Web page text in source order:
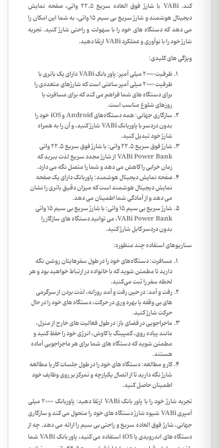
کند. VABi با شارژ فوق العاده سریع 22.5 واتی، صفحه نمایش
دیجیتال هوشمند و شارژ سریع بی سیم 15 واتی، به شما این امکان را
می دهد که دستگاه های خود را با سهولت و راحتی شارژ کنید. تجربه
شارژ خود را با نوآوری و عملکرد VABi ارتقا دهید.
ویژگی های کلیدی:
ظرفیت 20000 میلی آمپر: پاور بانک VABi دارای یک باتری با
ظرفیت 20000 میلی آمپر ساعتی است که شارژهای متعددی را
برای دستگاه های شما فراهم می کند که برای مسافرت یا
روزهای شلوغ مناسب است.
سازگاری جهانی: همه دستگاه‌های Android و iOS خود را
بدون دردسر با پاوربانک VABi شارژ کنید، و آن را به همراه
شارژ خود تبدیل کنید.
شارژ فوق سریع 22.5 واتی: با شارژ فوق سریع 22.5 واتی
VABi Power Bank از شارژ مجدد سریع لذت ببرید که
زمان خرابی را کاهش می دهد و شما را متصل نگه می دارد.
صفحه نمایش دیجیتال هوشمند: پاوربانک دارای یک صفحه
نمایش دیجیتال هوشمند است که میزان دقیق باتری را نشان
می دهد و از آمادگی شما اطمینان می دهد.
شارژ سریع بی سیم 15 واتی: با شارژ سریع بی سیم 15 واتی
VABi Power Bank، می توانید دستگاه های سازگار را
بدون دردسر کابل شارژ کنید.
سناریوهای استفاده چند منظوره:
مسافرت: دستگاه‌های خود را در طول سفرهایتان روشن نگه
دارید تا مطمئن شوید که با خانواده در ارتباط خواهید بود و هر
لحظه سفر را ثبت می‌کنید.
رفت و آمد: در حین رفت و آمد روزانه، لذت بردن از سرگرمی
های بی وقفه یا بهره وری در حرکت، دستگاه های خود را در حال
حرکت شارژ کنید.
ماجراجویی در فضای باز: در طول فعالیت های خارج از منزل،
مانند پیاده روی، کمپینگ یا کاوش، انرژی خود را حفظ کنید و
مطمئن شوید که دستگاه های شما برای هر ماجراجویی آماده
هستند.
کار و مطالعه: دستگاه های خود را در طول جلسات کار یا مطالعه
شارژ نگه دارید تا از اتصال یکپارچه و تمرکز بر روی وظایف خود
اطمینان حاصل کنید.
تجربه شارژ خود را با پاور بانک VABi ارتقا دهید: پاوربانک 20000 میلی
آمپری VABi شیوه شارژ دستگاه های خود را متحول می کند و سازگاری
جهانی، شارژ فوق العاده سریع و راحتی بی سیم را ارائه می دهد. چه از
دستگاه های اندرویدی یا iOS استفاده می کنید، پاور بانک VABi شما